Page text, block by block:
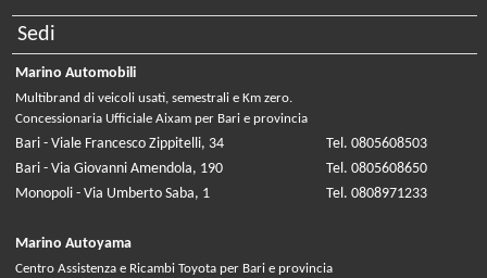
Sedi
Marino Automobili
Multibrand di veicoli usati, semestrali e Km zero.
Concessionaria Ufficiale Aixam per Bari e provincia
Bari - Viale Francesco Zippitelli, 34
Tel. 0805608503
Bari - Via Giovanni Amendola, 190
Tel. 0805608650
Monopoli - Via Umberto Saba, 1
Tel. 0808971233
Marino Autoyama
Centro Assistenza e Ricambi Toyota per Bari e provincia